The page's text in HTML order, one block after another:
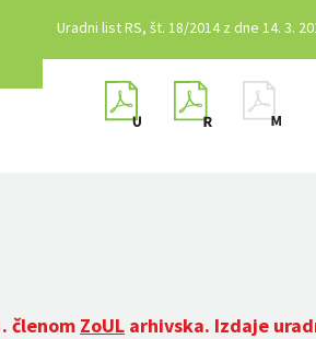
Uradni list RS, št. 18/2014 z dne 14. 3.
členom ZoUL arhivska. Izdaje